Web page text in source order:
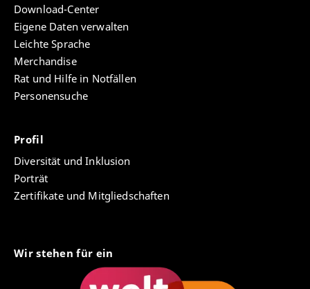
Download-Center
Eigene Daten verwalten
Leichte Sprache
Merchandise
Rat und Hilfe in Notfällen
Personensuche
Profil
Diversität und Inklusion
Porträt
Zertifikate und Mitgliedschaften
Wir stehen für ein